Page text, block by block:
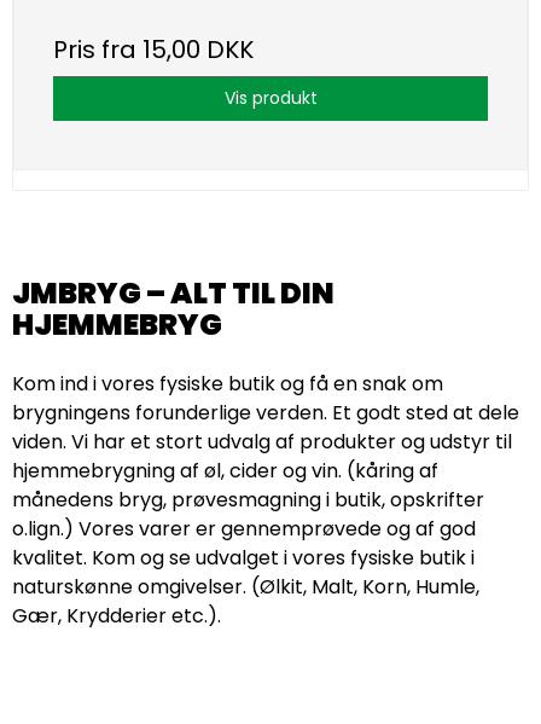
Pris fra 15,00 DKK
Vis produkt
JMBRYG – ALT TIL DIN
HJEMMEBRYG
Kom ind i vores fysiske butik og få en snak om
brygningens forunderlige verden. Et godt sted at dele
viden. Vi har et stort udvalg af produkter og udstyr til
hjemmebrygning af øl, cider og vin. (kåring af
månedens bryg, prøvesmagning i butik, opskrifter
o.lign.) Vores varer er gennemprøvede og af god
kvalitet. Kom og se udvalget i vores fysiske butik i
naturskønne omgivelser. (Ølkit, Malt, Korn, Humle,
Gær, Krydderier etc.).